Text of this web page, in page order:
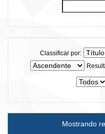
Classificar por:
Mostrando